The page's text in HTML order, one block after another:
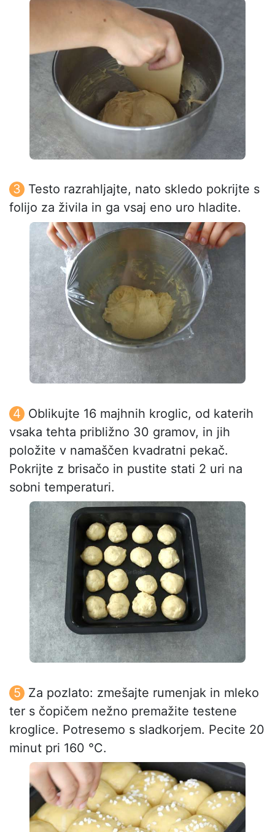
Testo razrahljajte, nato skledo pokrijte s
folijo za živila in ga vsaj eno uro hladite.
Oblikujte 16 majhnih kroglic, od katerih
vsaka tehta približno 30 gramov, in jih
položite v namaščen kvadratni pekač.
Pokrijte z brisačo in pustite stati 2 uri na
sobni temperaturi.
Za pozlato: zmešajte rumenjak in mleko
ter s čopičem nežno premažite testene
kroglice. Potresemo s sladkorjem. Pecite 20
minut pri 160 °C.